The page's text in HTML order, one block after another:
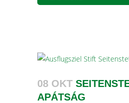
08 OKT
APÁTSÁG